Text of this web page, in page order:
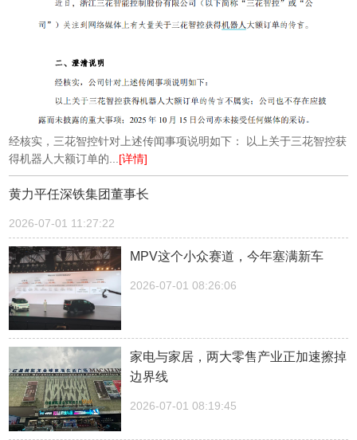
经核实，三花智控针对上述传闻事项说明如下： 以上关于三花智控获
得机器人大额订单的... [详情]
黄力平任深铁集团董事长
2026-07-01 11:27:22
MPV这个小众赛道，今年塞满新车
2026-07-01 08:26:06
家电与家居，两大零售产业正加速擦掉
边界线
2026-07-01 08:19:45